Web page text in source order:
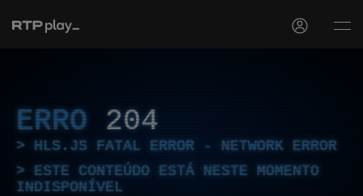
ERRO 204
HLS.JS FATAL ERROR - NETWORK ERROR
ESTE CONTEÚDO ESTÁ NESTE MOMENTO
INDISPONÍVEL